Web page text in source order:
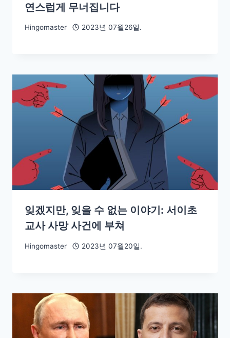
연스럽게 무너집니다
Hingomaster 2023년 07월26일.
잊겠지만, 잊을 수 없는 이야기: 서이초
교사 사망 사건에 부쳐
Hingomaster 2023년 07월20일.